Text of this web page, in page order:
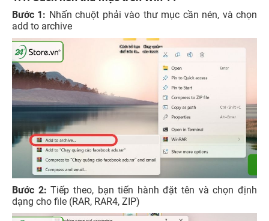
Bước 1: Nhấn chuột phải vào thư mục cần nén, và chọn
add to archive
Bước 2:Tiếp theo, bạn tiến hành đặt tên và chọn định
dạng cho file (RAR, RAR4, ZIP)